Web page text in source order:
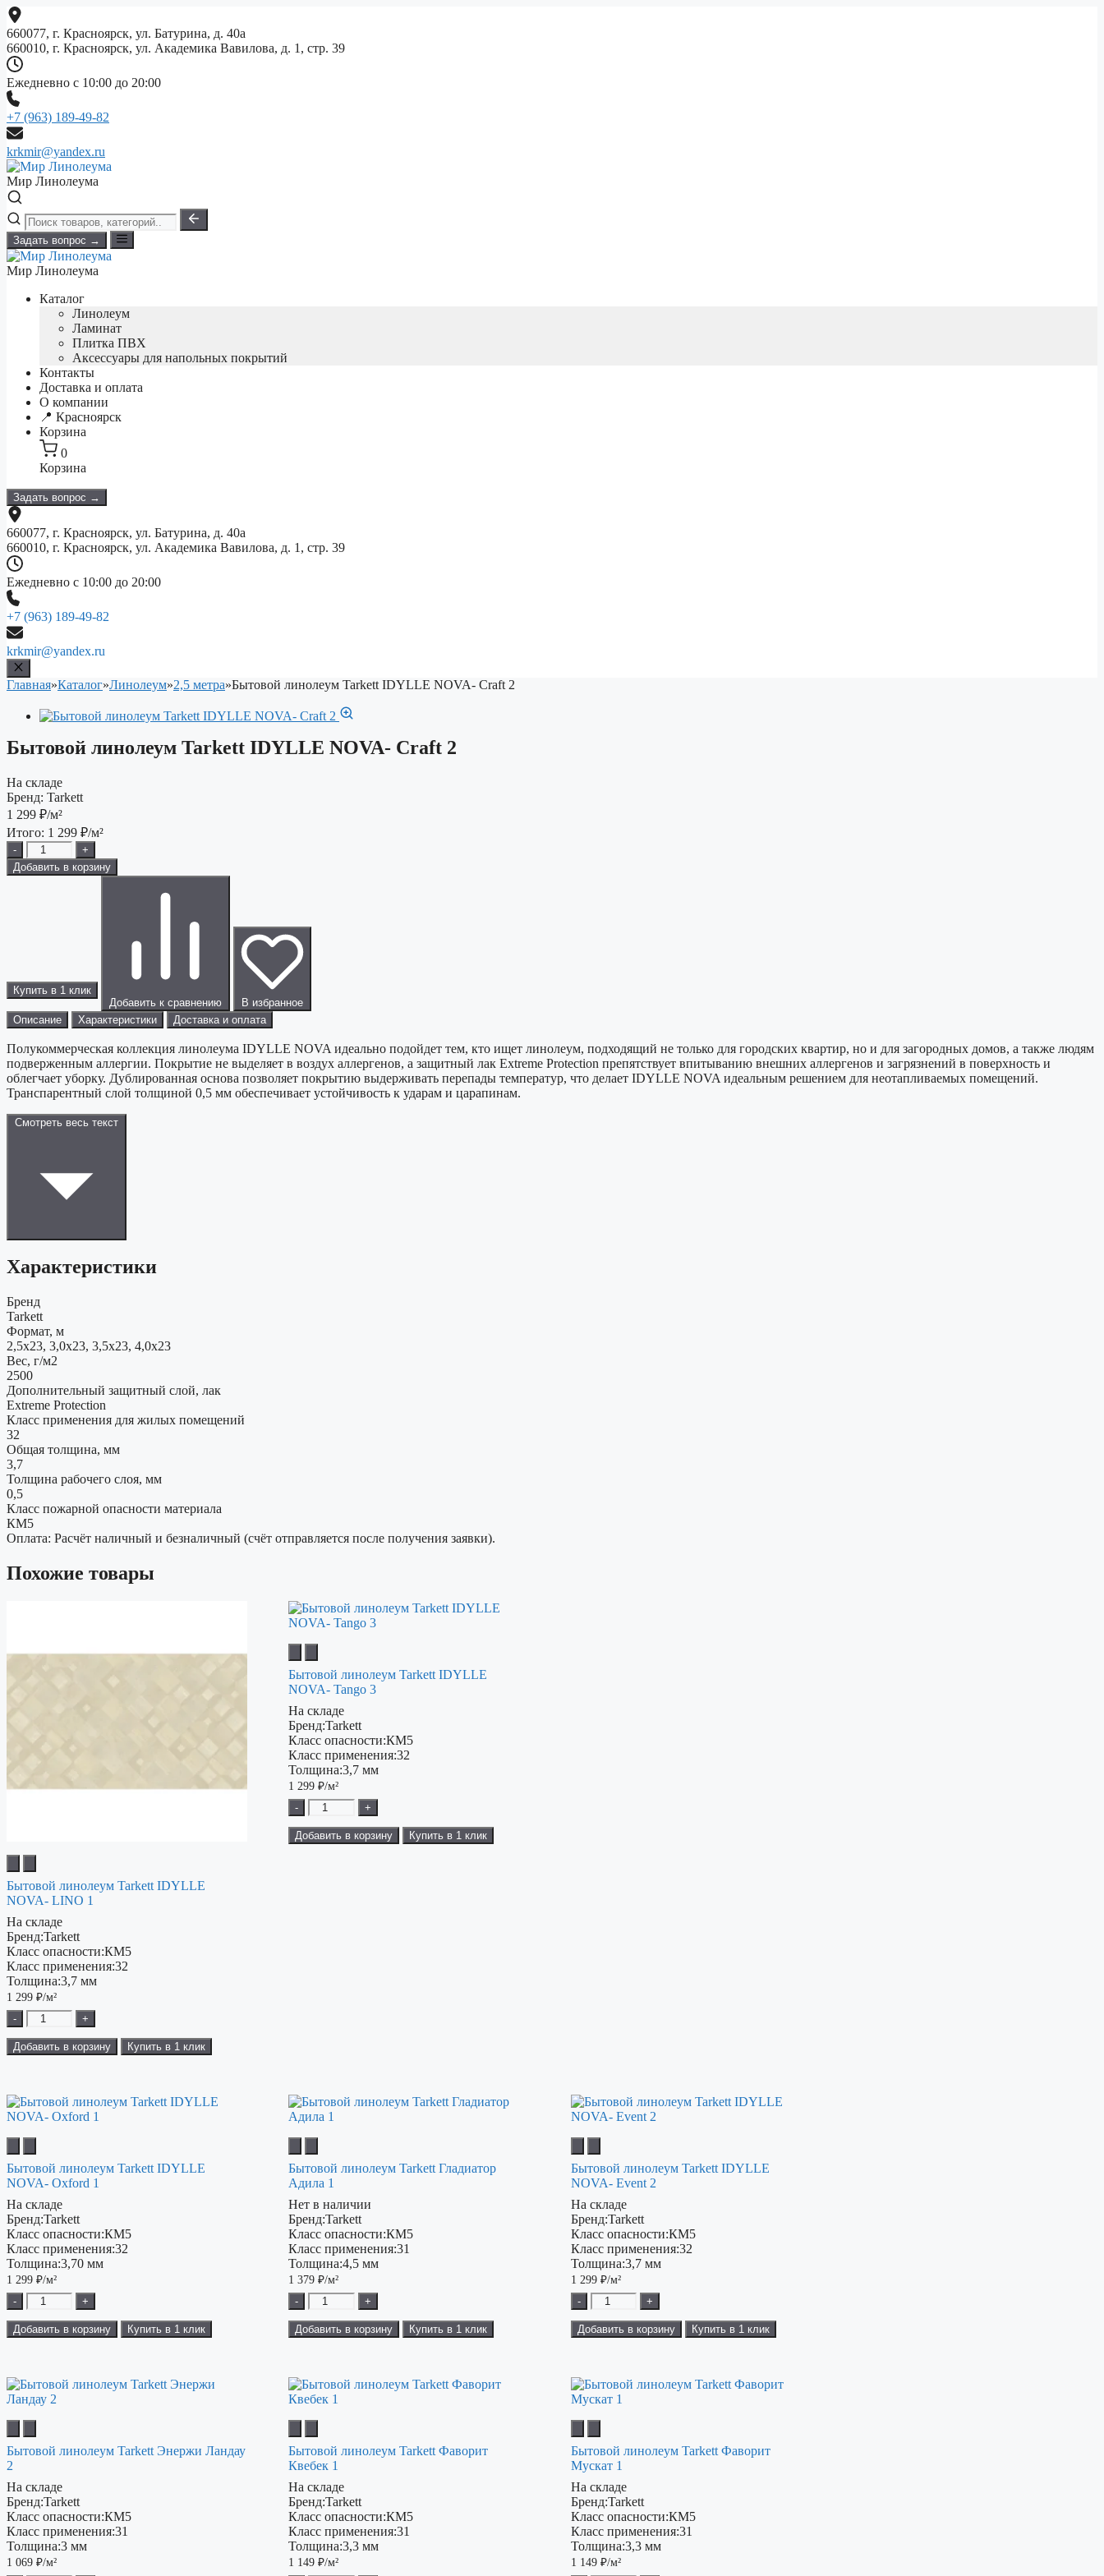
Перейти
к
содержимому
660077, г. Красноярск, ул. Батурина, д. 40а
660010, г. Красноярск, ул. Академика Вавилова, д. 1, стр. 39
Ежедневно с 10:00 до 20:00
+7 (963) 189-49-82
krkmir@yandex.ru
Мир Линолеума
Задать вопрос →
Мир Линолеума
Каталог
Линолеум
Ламинат
Плитка ПВХ
Аксессуары для напольных покрытий
Контакты
Доставка и оплата
О компании
📍 Красноярск
Корзина
0
Корзина
Задать вопрос →
660077, г. Красноярск, ул. Батурина, д. 40а
660010, г. Красноярск, ул. Академика Вавилова, д. 1, стр. 39
Ежедневно с 10:00 до 20:00
+7 (963) 189-49-82
krkmir@yandex.ru
Главная»Каталог»Линолеум»2,5 метра»Бытовой линолеум Tarkett IDYLLE NOVA- Craft 2
Бытовой линолеум Tarkett IDYLLE NOVA- Craft 2
На складе
Бренд: Tarkett
1 299 ₽/м²
Итого: 1 299 ₽/м²
-
+
Добавить в корзину
Купить в 1 клик
Добавить к сравнению
В избранное
Описание
Характеристики Доставка и оплата
Полукоммерческая коллекция линолеума IDYLLE NOVA идеально подойдет тем, кто ищет линолеум, подходящий не только для городских квартир, но и для загородных домов, а также людям
подверженным аллергии. Покрытие не выделяет в воздух аллергенов, а защитный лак Extreme Protection препятствует впитыванию внешних аллергенов и загрязнений в поверхность и
облегчает уборку. Дублированная основа позволяет покрытию выдерживать перепады температур, что делает IDYLLE NOVA идеальным решением для неотапливаемых помещений.
Транспарентный слой толщиной 0,5 мм обеспечивает устойчивость к ударам и царапинам.
Смотреть весь текст
Характеристики
Бренд
Tarkett
Формат, м
2,5x23, 3,0x23, 3,5x23, 4,0x23
Вес, г/м2
2500
Дополнительный защитный слой, лак
Extreme Protection
Класс применения для жилых помещений
32
Общая толщина, мм
3,7
Толщина рабочего слоя, мм
0,5
Класс пожарной опасности материала
КМ5
Оплата: Расчёт наличный и безналичный (счёт отправляется после получения заявки).
Похожие товары
Бытовой линолеум Tarkett IDYLLE
NOVA- LINO 1
На складе
Бренд:Tarkett
Класс опасности:КМ5
Класс применения:32
Толщина:3,7 мм
1 299 ₽/м²
-
+
Добавить в корзину Купить в 1 клик
Бытовой линолеум Tarkett IDYLLE
NOVA- Tango 3
На складе
Бренд:Tarkett
Класс опасности:КМ5
Класс применения:32
Толщина:3,7 мм
1 299₽/м²
-
+
Добавить в корзину Купить в 1 клик
Бытовой линолеум Tarkett IDYLLE
NOVA- Oxford 1
На складе
Бренд:Tarkett
Класс опасности:КМ5
Класс применения:32
Толщина:3,70 мм
1 299 ₽/м²
-
+
Добавить в корзину Купить в 1 клик
Бытовой линолеум Tarkett Гладиатор
Адила 1
Нет в наличии
Бренд:Tarkett
Класс опасности:КМ5
Класс применения:31
Толщина:4,5 мм
1 379₽/м²
-
+
Добавить в корзину Купить в 1 клик
Бытовой линолеум Tarkett IDYLLE
NOVA- Event 2
На складе
Бренд:Tarkett
Класс опасности:КМ5
Класс применения:32
Толщина:3,7 мм
1 299 ₽/м²
-
+
Добавить в корзину Купить в 1 клик
Бытовой линолеум Tarkett Энержи Ландау
2
На складе
Бренд:Tarkett
Класс опасности:КМ5
Класс применения:31
Толщина:3 мм
1 069 ₽/м²
Бытовой линолеум Tarkett Фаворит
Квебек 1
На складе
Бренд:Tarkett
Класс опасности:КМ5
Класс применения:31
Толщина:3,3 мм
1 149₽/м²
Бытовой линолеум Tarkett Фаворит
Мускат 1
На складе
Бренд:Tarkett
Класс опасности:КМ5
Класс применения:31
Толщина:3,3 мм
1 149 ₽/м²